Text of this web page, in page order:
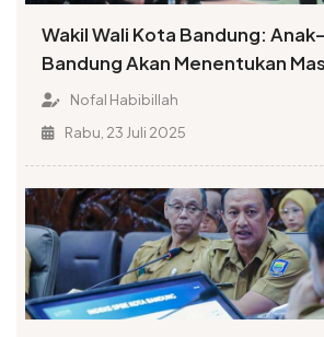
Wakil Wali Kota Bandung:
Bandung Akan Menentukan
Nofal Habibillah
Rabu, 23 Juli 2025